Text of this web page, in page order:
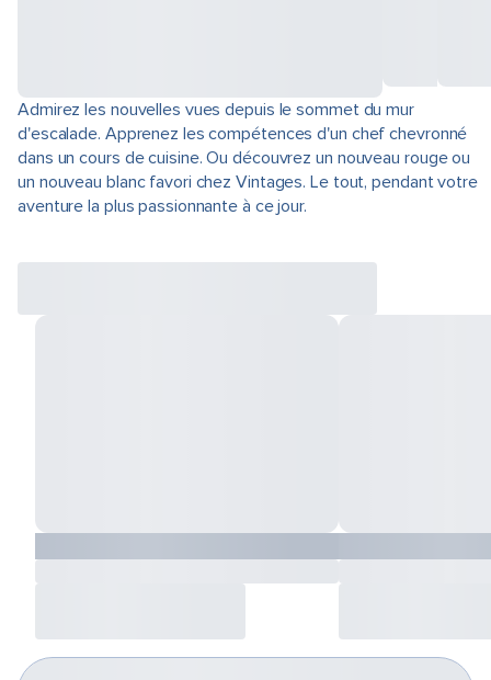
Admirez les nouvelles vues depuis le sommet du mur
d'escalade. Apprenez les compétences d'un chef chevronné
dans un cours de cuisine. Ou découvrez un nouveau rouge ou
un nouveau blanc favori chez Vintages. Le tout, pendant votre
aventure la plus passionnante à ce jour.